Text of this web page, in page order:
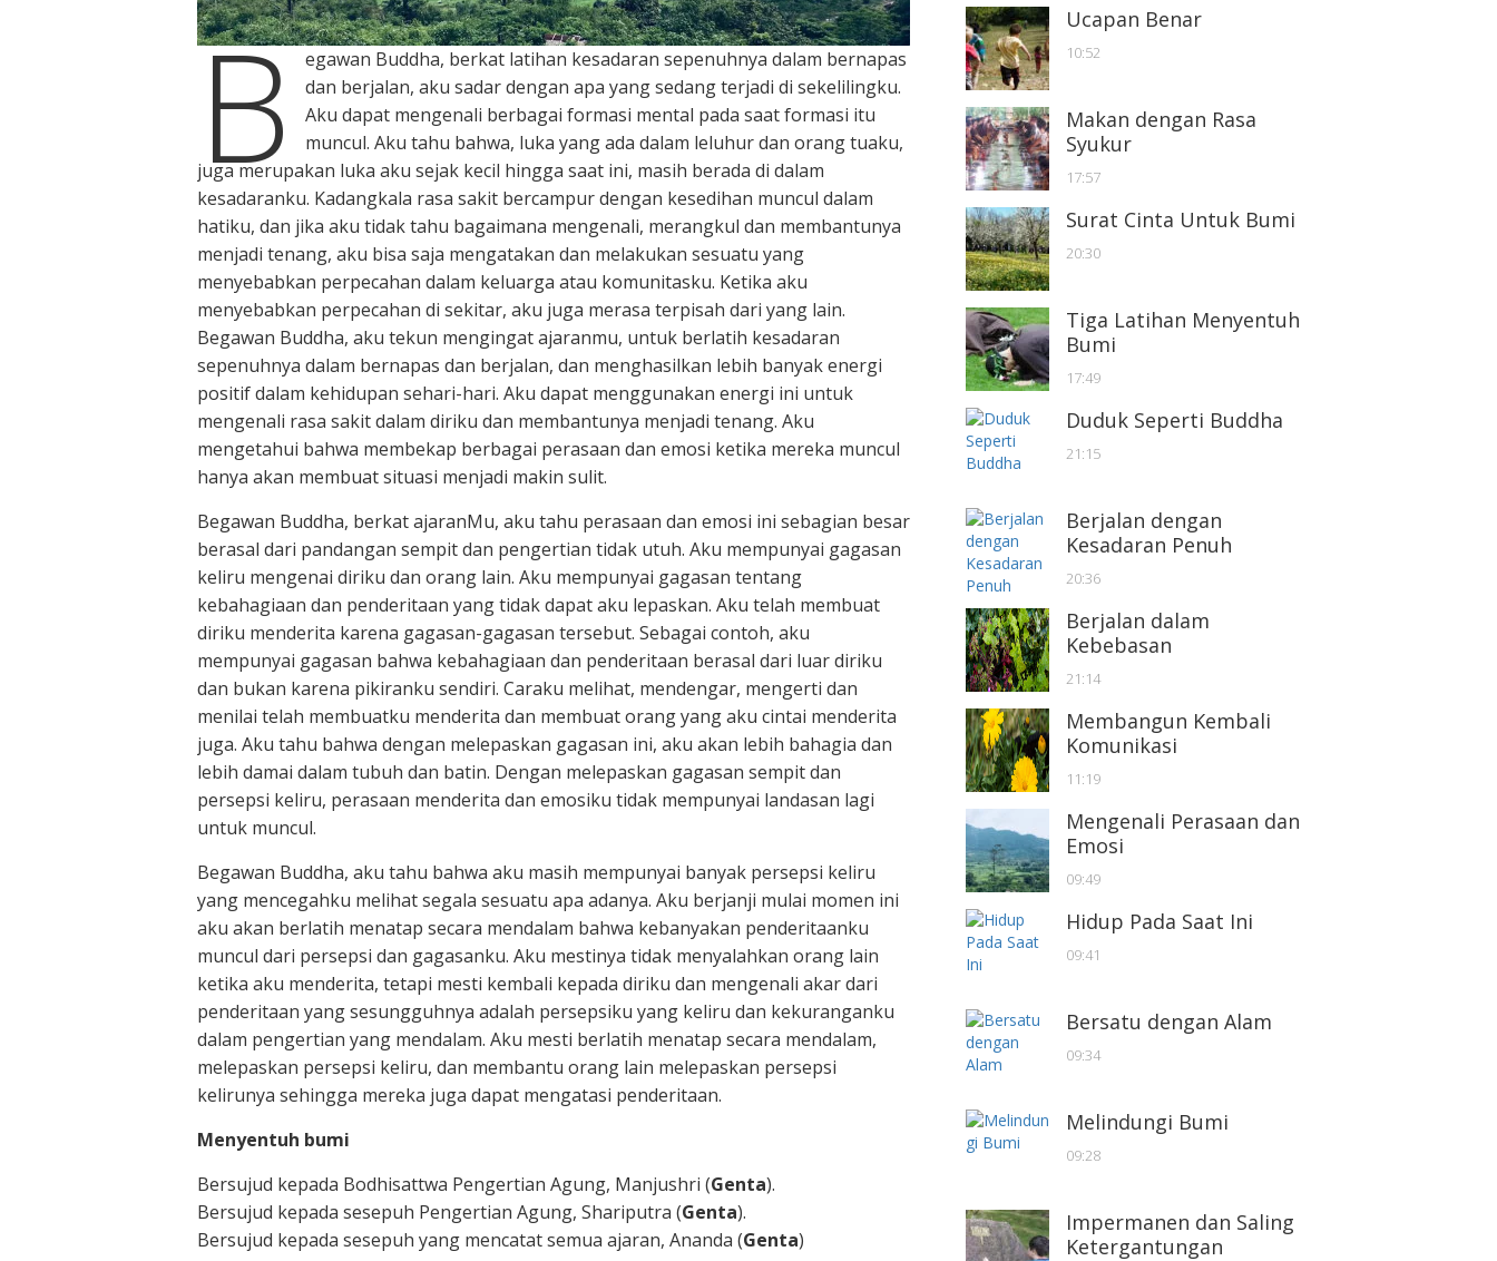
B
egawan Buddha, berkat latihan kesadaran sepenuhnya dalam bernapas
dan berjalan, aku sadar dengan apa yang sedang terjadi di sekelilingku.
Aku dapat mengenali berbagai formasi mental pada saat formasi itu
muncul. Aku tahu bahwa, luka yang ada dalam leluhur dan orang tuaku,
juga merupakan luka aku sejak kecil hingga saat ini, masih berada di dalam
kesadaranku. Kadangkala rasa sakit bercampur dengan kesedihan muncul dalam
hatiku, dan jika aku tidak tahu bagaimana mengenali, merangkul dan membantunya
menjadi tenang, aku bisa saja mengatakan dan melakukan sesuatu yang
menyebabkan perpecahan dalam keluarga atau komunitasku. Ketika aku
menyebabkan perpecahan di sekitar, aku juga merasa terpisah dari yang lain.
Begawan Buddha, aku tekun mengingat ajaranmu, untuk berlatih kesadaran
sepenuhnya dalam bernapas dan berjalan, dan menghasilkan lebih banyak energi
positif dalam kehidupan sehari-hari. Aku dapat menggunakan energi ini untuk
mengenali rasa sakit dalam diriku dan membantunya menjadi tenang. Aku
mengetahui bahwa membekap berbagai perasaan dan emosi ketika mereka muncul
hanya akan membuat situasi menjadi makin sulit.
Begawan Buddha, berkat ajaranMu, aku tahu perasaan dan emosi ini sebagian besar
berasal dari pandangan sempit dan pengertian tidak utuh. Aku mempunyai gagasan
keliru mengenai diriku dan orang lain. Aku mempunyai gagasan tentang
kebahagiaan dan penderitaan yang tidak dapat aku lepaskan. Aku telah membuat
diriku menderita karena gagasan-gagasan tersebut. Sebagai contoh, aku
mempunyai gagasan bahwa kebahagiaan dan penderitaan berasal dari luar diriku
dan bukan karena pikiranku sendiri. Caraku melihat, mendengar, mengerti dan
menilai telah membuatku menderita dan membuat orang yang aku cintai menderita
juga. Aku tahu bahwa dengan melepaskan gagasan ini, aku akan lebih bahagia dan
lebih damai dalam tubuh dan batin. Dengan melepaskan gagasan sempit dan
persepsi keliru, perasaan menderita dan emosiku tidak mempunyai landasan lagi
untuk muncul.
Begawan Buddha, aku tahu bahwa aku masih mempunyai banyak persepsi keliru
yang mencegahku melihat segala sesuatu apa adanya. Aku berjanji mulai momen ini
aku akan berlatih menatap secara mendalam bahwa kebanyakan penderitaanku
muncul dari persepsi dan gagasanku. Aku mestinya tidak menyalahkan orang lain
ketika aku menderita, tetapi mesti kembali kepada diriku dan mengenali akar dari
penderitaan yang sesungguhnya adalah persepsiku yang keliru dan kekuranganku
dalam pengertian yang mendalam. Aku mesti berlatih menatap secara mendalam,
melepaskan persepsi keliru, dan membantu orang lain melepaskan persepsi
kelirunya sehingga mereka juga dapat mengatasi penderitaan.
Menyentuh bumi
Bersujud kepada Bodhisattwa Pengertian Agung, Manjushri (Genta).
Bersujud kepada sesepuh Pengertian Agung, Shariputra (Genta).
Bersujud kepada sesepuh yang mencatat semua ajaran, Ananda (Genta)
Ucapan Benar
10:52
Makan dengan Rasa
Syukur
17:57
Surat Cinta Untuk Bumi
20:30
Tiga Latihan Menyentuh
Bumi
17:49
Duduk Seperti Buddha
21:15
Berjalan dengan
Kesadaran Penuh
20:36
Berjalan dalam
Kebebasan
21:14
Membangun Kembali
Komunikasi
11:19
Mengenali Perasaan dan
Emosi
09:49
Hidup Pada Saat Ini
09:41
Bersatu dengan Alam
09:34
Melindungi Bumi
09:28
Impermanen dan Saling
Ketergantungan